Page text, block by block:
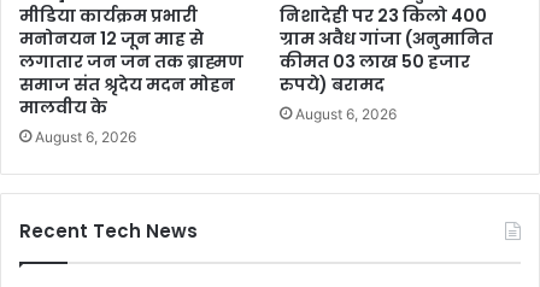
मीडिया कार्यक्रम प्रभारी
मनोनयन 12 जून माह से
लगातार जन जन तक ब्राह्मण
समाज संत श्रृदेय मदन मोहन
मालवीय के
August 6, 2026
निशादेही पर 23 किलो 400
ग्राम अवैध गांजा (अनुमानित
कीमत 03 लाख 50 हजार
रुपये) बरामद
August 6, 2026
Recent Tech News